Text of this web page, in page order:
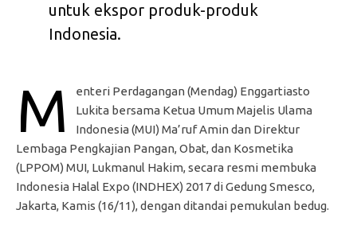
untuk ekspor produk-produk
Indonesia.
M
enteri Perdagangan (Mendag) Enggartiasto
Lukita bersama Ketua Umum Majelis Ulama
Indonesia (MUI) Ma’ruf Amin dan Direktur
Lembaga Pengkajian Pangan, Obat, dan Kosmetika
(LPPOM) MUI, Lukmanul Hakim, secara resmi membuka
Indonesia Halal Expo (INDHEX) 2017 di Gedung Smesco,
Jakarta, Kamis (16/11), dengan ditandai pemukulan bedug.